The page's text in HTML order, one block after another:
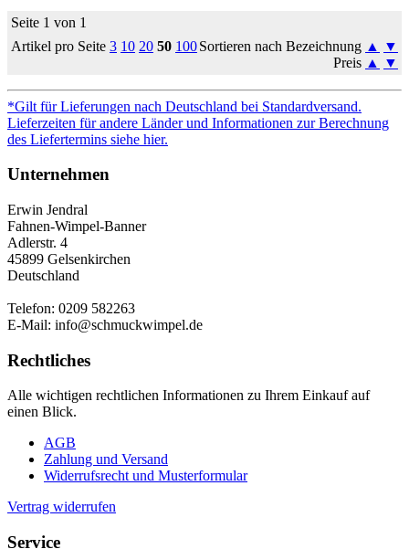
Seite 1 von 1
Artikel pro Seite 3 10 20 50 100Sortieren nach Bezeichnung ▲
▼
Preis ▲ ▼
*Gilt für Lieferungen nach Deutschland bei Standardversand.
Lieferzeiten für andere Länder und Informationen zur Berechnung
des Liefertermins siehe hier.
Unternehmen
Erwin Jendral
Fahnen-Wimpel-Banner
Adlerstr. 4
45899 Gelsenkirchen
Deutschland
Telefon: 0209 582263
E-Mail: info@schmuckwimpel.de
Rechtliches
Alle wichtigen rechtlichen Informationen zu Ihrem Einkauf auf
einen Blick.
AGB
Zahlung und Versand
Widerrufsrecht und Musterformular
Vertrag widerrufen
Service